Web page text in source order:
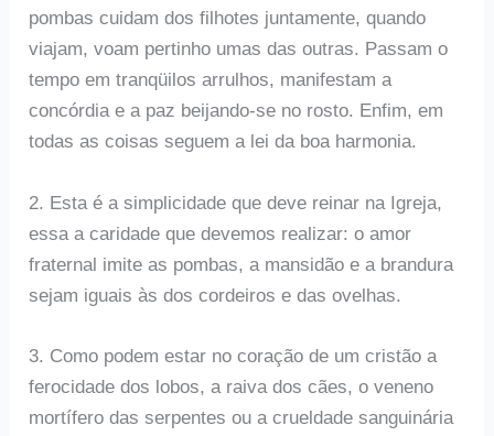
pombas cuidam dos filhotes juntamente, quando
viajam, voam pertinho umas das outras. Passam o
tempo em tranqüilos arrulhos, manifestam a
concórdia e a paz beijando-se no rosto. Enfim, em
todas as coisas seguem a lei da boa harmonia.
2. Esta é a simplicidade que deve reinar na Igreja,
essa a caridade que devemos realizar: o amor
fraternal imite as pombas, a mansidão e a brandura
sejam iguais às dos cordeiros e das ovelhas.
3. Como podem estar no coração de um cristão a
ferocidade dos lobos, a raiva dos cães, o veneno
mortífero das serpentes ou a crueldade sanguinária